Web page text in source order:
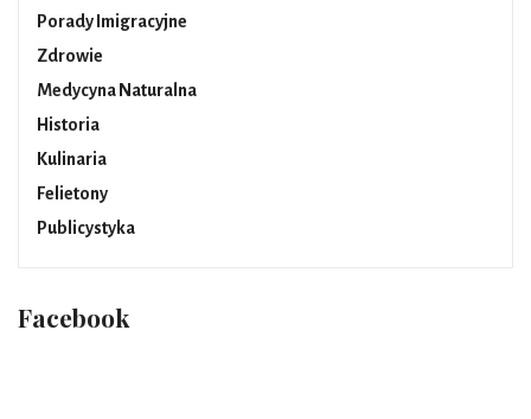
Porady Imigracyjne
Zdrowie
Medycyna Naturalna
Historia
Kulinaria
Felietony
Publicystyka
Facebook